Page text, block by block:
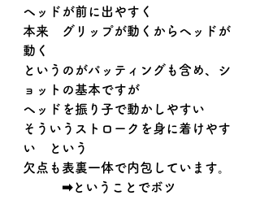
ヘッドが前に出やすく
本来　グリップが動くからヘッドが
動く
というのがパッティングも含め、シ
ョットの基本ですが
ヘッドを振り子で動かしやすい
そういうストロークを身に着けやす
い　という
欠点も表裏一体で内包しています。
➡ということでボツ